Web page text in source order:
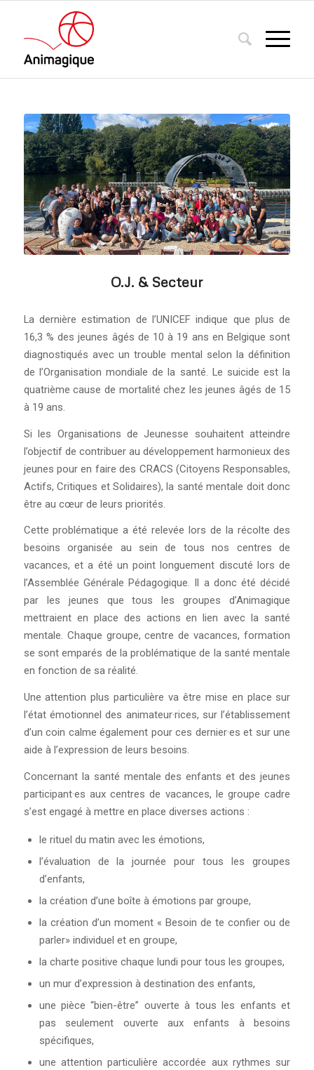
O.J. & Secteur
La dernière estimation de l’UNICEF indique que plus de
16,3 % des jeunes âgés de 10 à 19 ans en Belgique sont
diagnostiqués avec un trouble mental selon la définition
de l’Organisation mondiale de la santé. Le suicide est la
quatrième cause de mortalité chez les jeunes âgés de 15
à 19 ans.
Si les Organisations de Jeunesse souhaitent atteindre
l’objectif de contribuer au développement harmonieux des
jeunes pour en faire des CRACS (Citoyens Responsables,
Actifs, Critiques et Solidaires), la santé mentale doit donc
être au cœur de leurs priorités.
Cette problématique a été relevée lors de la récolte des
besoins organisée au sein de tous nos centres de
vacances, et a été un point longuement discuté lors de
l’Assemblée Générale Pédagogique. Il a donc été décidé
par les jeunes que tous les groupes d’Animagique
mettraient en place des actions en lien avec la santé
mentale. Chaque groupe, centre de vacances, formation
se sont emparés de la problématique de la santé mentale
en fonction de sa réalité.
Une attention plus particulière va être mise en place sur
l’état émotionnel des animateur·rices, sur l’établissement
d’un coin calme également pour ces dernier·es et sur une
aide à l’expression de leurs besoins.
Concernant la santé mentale des enfants et des jeunes
participant·es aux centres de vacances, le groupe cadre
s’est engagé à mettre en place diverses actions :
le rituel du matin avec les émotions,
l’évaluation de la journée pour tous les groupes
d’enfants,
la création d’une boîte à émotions par groupe,
la création d’un moment « Besoin de te confier ou de
parler» individuel et en groupe,
la charte positive chaque lundi pour tous les groupes,
un mur d’expression à destination des enfants,
une pièce “bien-être” ouverte à tous les enfants et
pas seulement ouverte aux enfants à besoins
spécifiques,
une attention particulière accordée aux rythmes sur